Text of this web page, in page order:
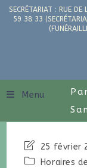
SECRÉTARIAT : RUE
59 38 33
Menu
25 février
Horaires